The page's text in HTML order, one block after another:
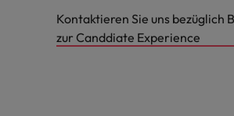
Kontaktieren Sie uns bezüglich
zur Canddiate Experience